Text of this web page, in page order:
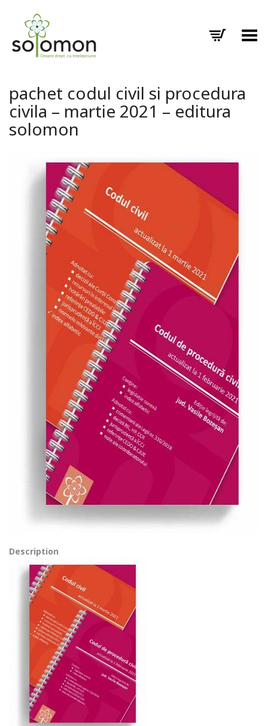
Toggle Menu
pachet codul civil si procedura
civila – martie 2021 – editura
solomon
Description